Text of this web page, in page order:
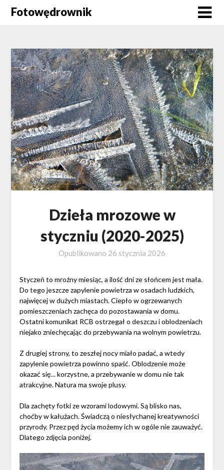
SkipFotowędrownik
Dzieła mrozowe w
styczniu (2020-2025)
Opublikowano 26 stycznia 2026
Styczeń to mroźny miesiąc, a ilość dni ze słońcem jest mała.
Do tego jeszcze zapylenie powietrza w osadach ludzkich,
najwięcej w dużych miastach. Ciepło w ogrzewanych
pomieszczeniach zachęca do pozostawania w domu.
Ostatni komunikat RCB ostrzegał o deszczu i oblodzeniach
niejako zniechęcając do przebywania na wolnym powietrzu.
Z drugiej strony, to zeszłej nocy miało padać, a wtedy
zapylenie powietrza powinno spaść. Oblodzenie może
okazać się… korzystne, a przebywanie w domu nie tak
atrakcyjne. Natura ma swoje plusy.
Dla zachęty fotki ze wzorami lodowymi. Są blisko nas,
choćby w kałużach. Świadczą o niesłychanej kreatywności
przyrody. Przez pęd życia możemy ich w ogóle nie zauważyć.
Dlatego zdjęcia poniżej.